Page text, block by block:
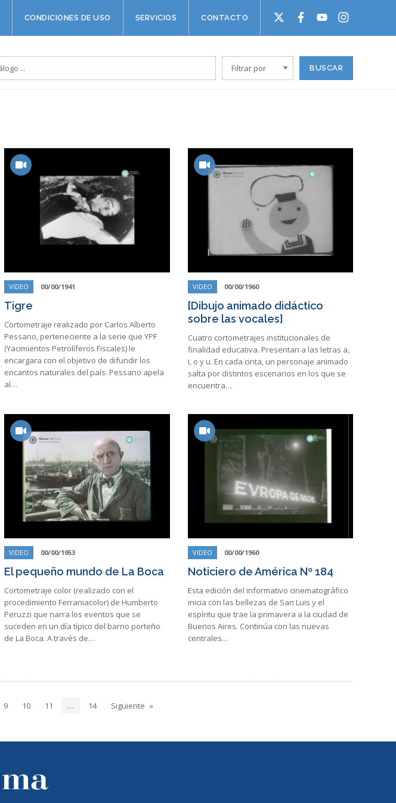
CONDICIONES DE USO SERVICIOS CONTACTO
VIDEO 00/00/1941
Tigre
Cortometraje realizado por Carlos Alberto
Pessano, perteneciente a la serie que YPF
(Yacimientos Petrolíferos Fiscales) le
encargara con el objetivo de difundir los
encantos naturales del país. Pessano apela
al…
VIDEO 00/00/1960
[Dibujo animado didáctico
sobre las vocales]
Cuatro cortometrajes institucionales de
finalidad educativa. Presentan a las letras a,
i, o y u. En cada cinta, un personaje animado
salta por distintos escenarios en los que se
encuentra…
VIDEO 00/00/1953
El pequeño mundo de La Boca
Cortometraje color (realizado con el
procedimiento Ferraniacolor) de Humberto
Peruzzi que narra los eventos que se
suceden en un día típico del barrio porteño
de La Boca. A través de…
VIDEO 00/00/1960
Noticiero de América Nº 184
Esta edición del informativo cinematográfico
inicia con las bellezas de San Luis y el
espíritu que trae la primavera a la ciudad de
Buenos Aires. Continúa con las nuevas
centrales…
9 10 11 … 14 Siguiente